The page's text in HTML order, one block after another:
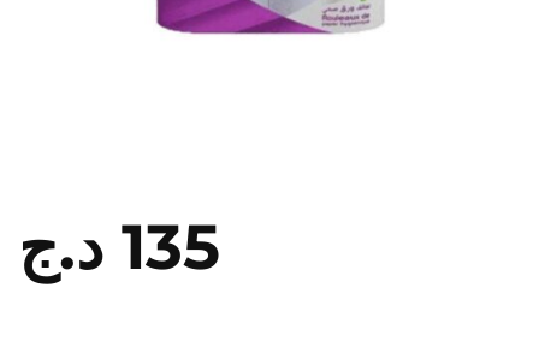
135 د.ج